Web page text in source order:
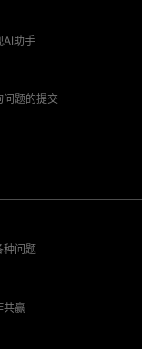
AI助手
题的提交
种问题
共赢